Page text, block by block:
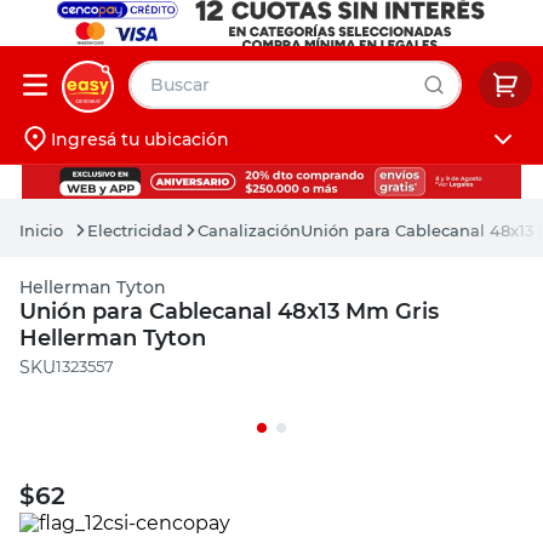
Buscar
Iniciá sesión
Ingresá tu ubicación
Electricidad CanalizaciónUnión para Cablecanal
Hellerman Tyton
Unión para Cablecanal 48x13 Mm Gris
Hellerman Tyton
:1323557
$62
muebles
pintura
escritorio
puertas
placard